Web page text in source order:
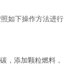
如下操作方法进行
，添加颗粒燃料，